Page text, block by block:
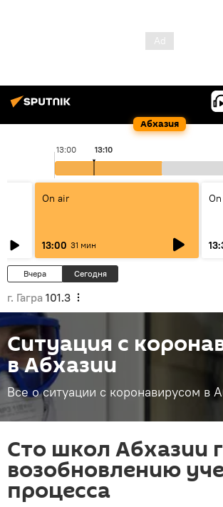
Абхазия
13:00 13:10
On air
13:00 31 мин
Вчера Сегодня
г. Гагра 101.3
Ситуация с
в Абхазии
Все о ситуации с коронавирусом в
Сто школ Абхазии
возобновлению
процесса